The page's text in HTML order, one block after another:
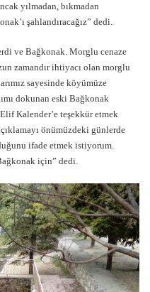
yılmadan, bıkmadan
şahlandıracağız” dedi.
ve Bağkonak. Morglu cenaze
zamandır ihtiyacı olan morglu
sayesinde köyümüze
dokunan eski Bağkonak
Kalender’e teşekkür etmek
önümüzdeki günlerde
ifade etmek istiyorum.
için” dedi.